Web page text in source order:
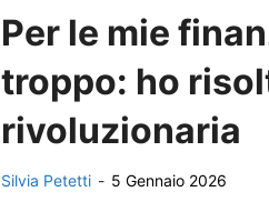
Per le mie
troppo: ho
rivoluzionaria
Silvia Petetti - 5 Gennaio 2026